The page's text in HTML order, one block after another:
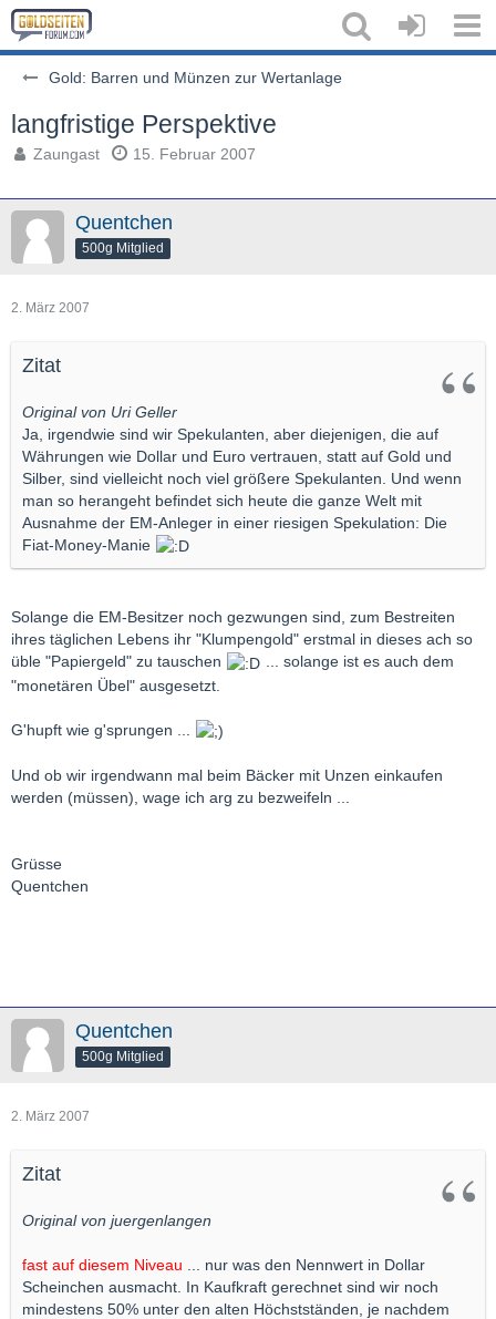
Gold: Barren und Münzen zur Wertanlage
langfristige Perspektive
Zaungast 15. Februar 2007
Quentchen
500g Mitglied
2. März 2007
Zitat
Original von Uri Geller
Ja, irgendwie sind wir Spekulanten, aber diejenigen, die auf
Währungen wie Dollar und Euro vertrauen, statt auf Gold und
Silber, sind vielleicht noch viel größere Spekulanten. Und wenn
man so herangeht befindet sich heute die ganze Welt mit
Ausnahme der EM-Anleger in einer riesigen Spekulation: Die
Fiat-Money-Manie
Solange die EM-Besitzer noch gezwungen sind, zum Bestreiten
ihres täglichen Lebens ihr "Klumpengold" erstmal in dieses ach so
üble "Papiergeld" zu tauschen
... solange ist es auch dem
"monetären Übel" ausgesetzt.
G'hupft wie g'sprungen ...
Und ob wir irgendwann mal beim Bäcker mit Unzen einkaufen
werden (müssen), wage ich arg zu bezweifeln ...
Grüsse
Quentchen
Quentchen
500g Mitglied
2. März 2007
Zitat
Original von juergenlangen
fast auf diesem Niveau
... nur was den Nennwert in Dollar
Scheinchen ausmacht. In Kaufkraft gerechnet sind wir noch
mindestens 50% unter den alten Höchstständen, je nachdem